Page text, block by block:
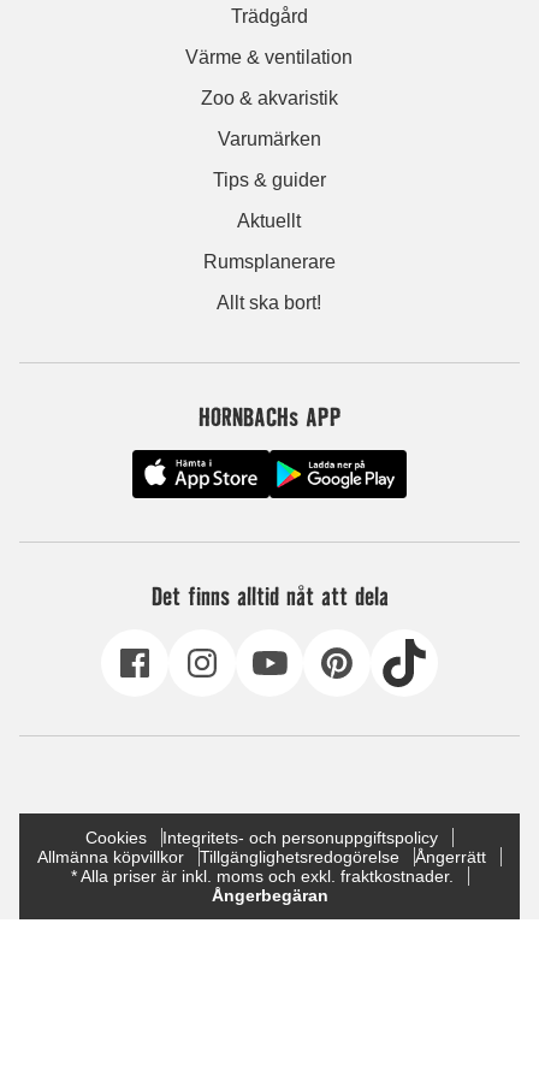
Trädgård
Värme & ventilation
Zoo & akvaristik
Varumärken
Tips & guider
Aktuellt
Rumsplanerare
Allt ska bort!
HORNBACHs APP
Det finns alltid nåt att dela
Cookies
Integritets- och personuppgiftspolicy
Allmänna köpvillkor
Tillgänglighetsredogörelse
Ångerrätt
* Alla priser är inkl. moms och exkl. fraktkostnader.
Ångerbegäran